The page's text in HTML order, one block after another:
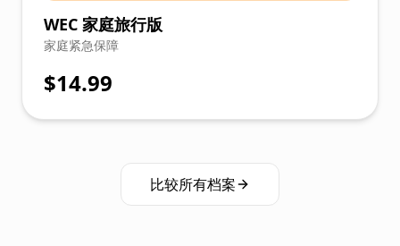
WEC 家庭旅行版
家庭紧急保障
$14.99
比较所有档案